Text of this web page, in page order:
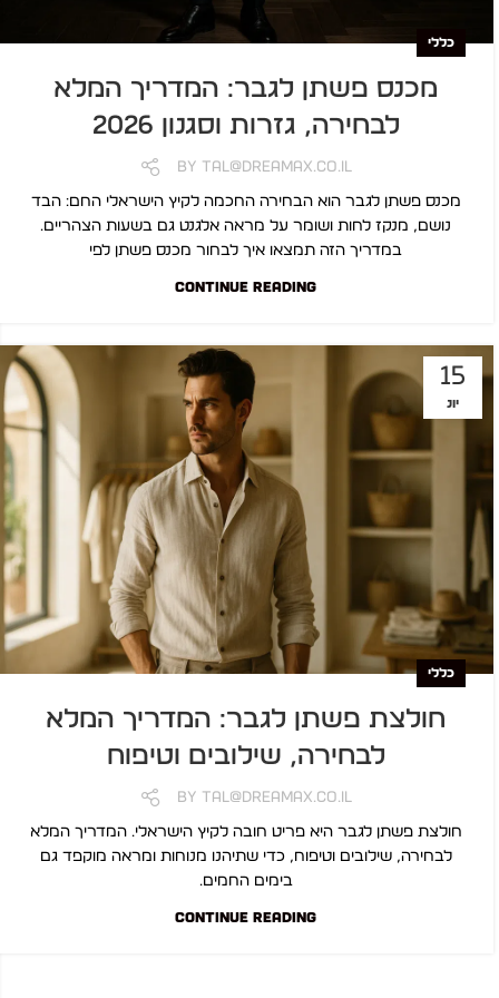
כללי
מכנס פשתן לגבר: המדריך המלא
לבחירה, גזרות וסגנון 2026
By Tal@dreamax.co.il
מכנס פשתן לגבר הוא הבחירה החכמה לקיץ הישראלי החם: הבד
נושם, מנקז לחות ושומר על מראה אלגנט גם בשעות הצהריים.
במדריך הזה תמצאו איך לבחור מכנס פשתן לפי
CONTINUE READING
15
יונ
כללי
חולצת פשתן לגבר: המדריך המלא
לבחירה, שילובים וטיפוח
By Tal@dreamax.co.il
חולצת פשתן לגבר היא פריט חובה לקיץ הישראלי. המדריך המלא
לבחירה, שילובים וטיפוח, כדי שתיהנו מנוחות ומראה מוקפד גם
בימים החמים.
CONTINUE READING